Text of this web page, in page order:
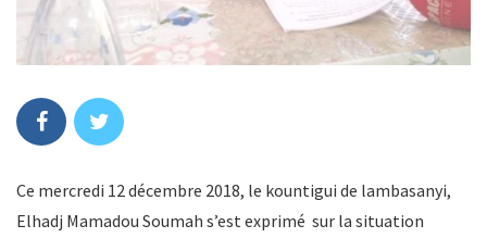
Ce mercredi 12 décembre 2018, le kountigui de lambasanyi,
Elhadj Mamadou Soumah s’est exprimé sur la situation